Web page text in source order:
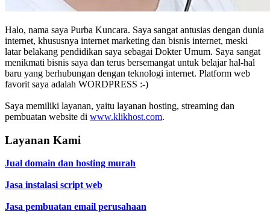
Halo, nama saya Purba Kuncara. Saya sangat antusias dengan dunia
internet, khususnya internet marketing dan bisnis internet, meski
latar belakang pendidikan saya sebagai Dokter Umum. Saya sangat
menikmati bisnis saya dan terus bersemangat untuk belajar hal-hal
baru yang berhubungan dengan teknologi internet. Platform web
favorit saya adalah WORDPRESS :-)
Saya memiliki layanan, yaitu layanan hosting, streaming dan
pembuatan website di www.klikhost.com.
Layanan Kami
Jual domain dan hosting murah
Jasa instalasi script web
Jasa pembuatan email perusahaan